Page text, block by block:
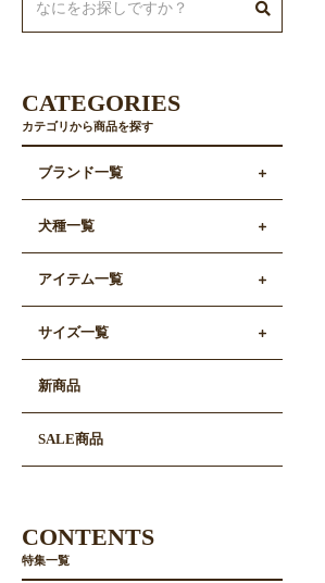
CATEGORIES
カテゴリから商品を探す
ブランド一覧
犬種一覧
アイテム一覧
サイズ一覧
新商品
SALE商品
CONTENTS
特集一覧